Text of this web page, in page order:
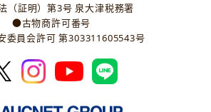
（証明）第3号 泉大津税務署
●古物商許可番号
委員会許可 第303311605543号